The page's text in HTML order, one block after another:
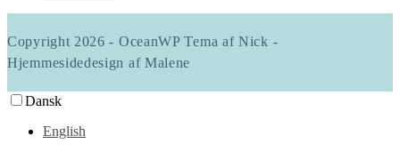
Copyright 2026 - OceanWP Tema af Nick -
Hjemmesidedesign af Malene
Dansk
English